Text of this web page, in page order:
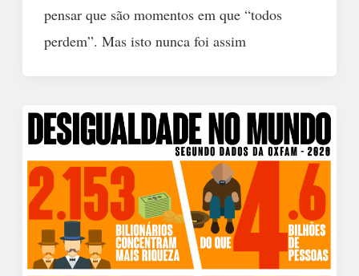
pensar que são momentos em que “todos
perdem”. Mas isto nunca foi assim